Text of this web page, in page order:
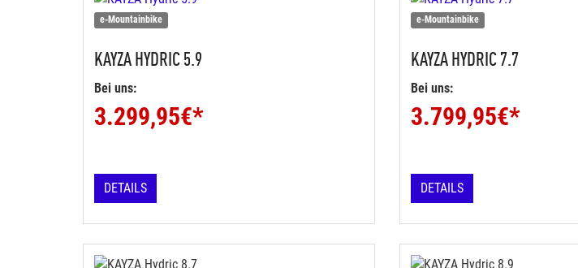
e-Mountainbike
KAYZAHYDRIC 5.9
Bei uns:
3.299,95€*
DETAILS
e-Mountainbike
KAYZAHYDRIC 7.7
Bei uns:
3.799,95€*
DETAILS